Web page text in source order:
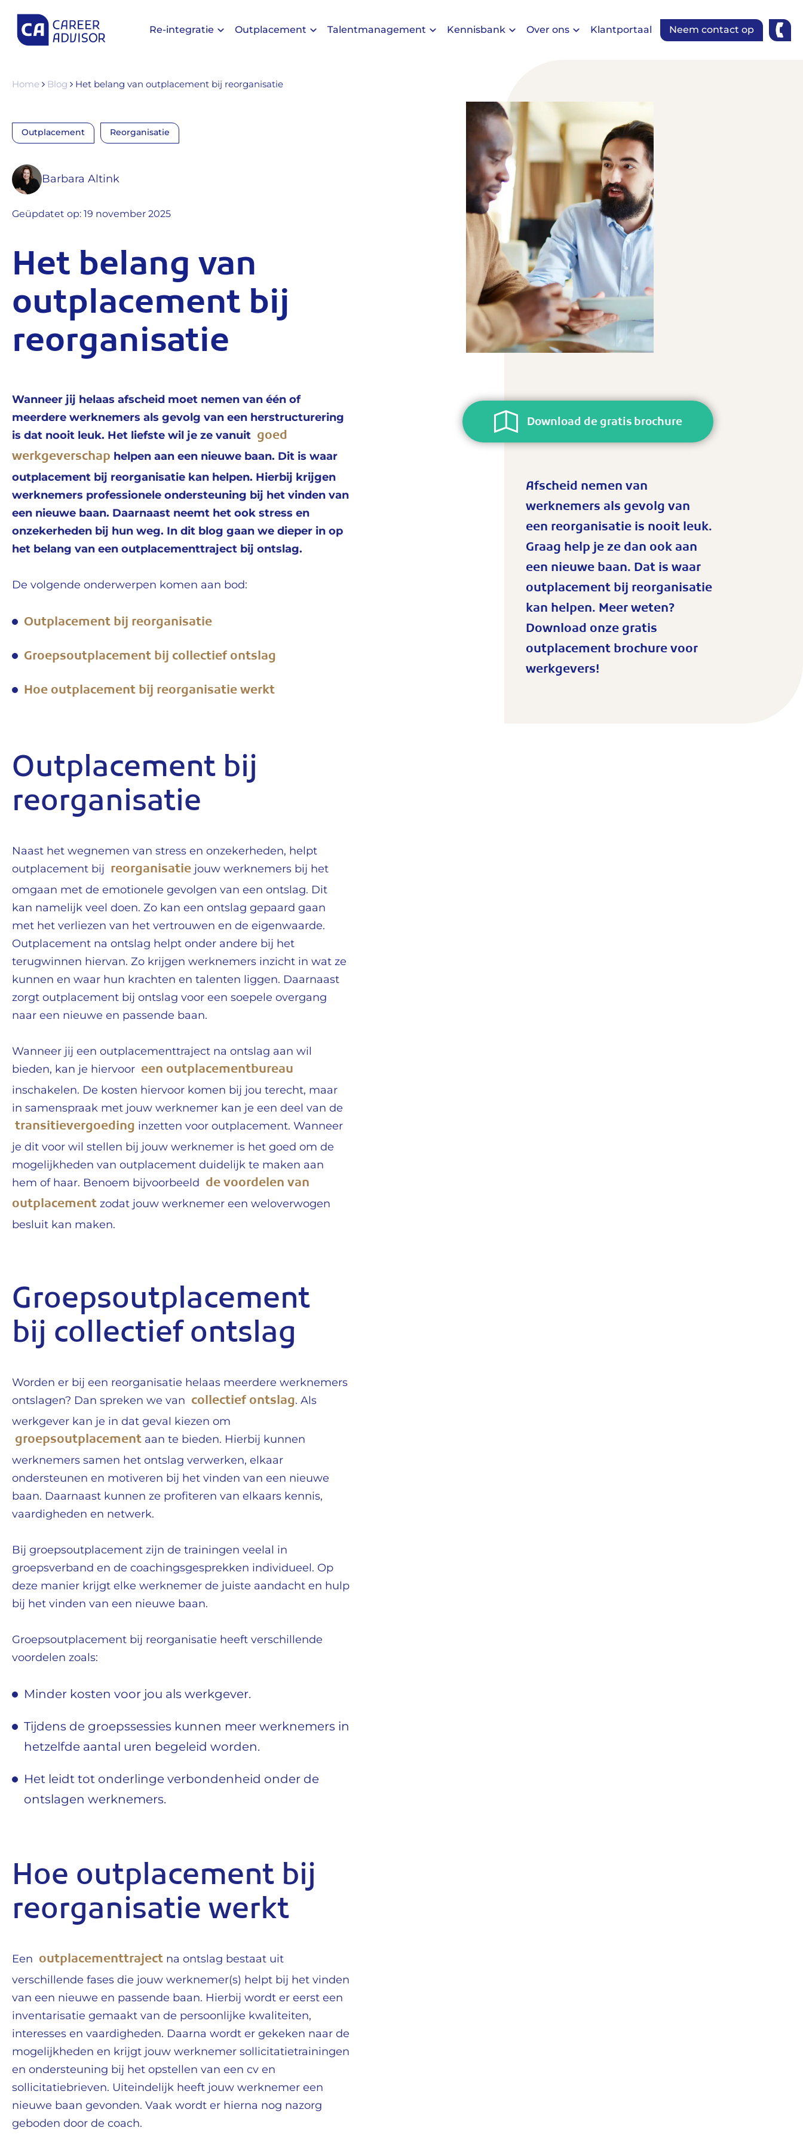
Re-integratie Outplacement Talentmanagement Kennisbank Over ons Klantportaal Neem contact op
Home Blog Het belang van outplacement bij reorganisatie
Outplacement Reorganisatie
Barbara Altink
Geüpdatet op: 19 november 2025
Het belang van
outplacement bij
reorganisatie
Wanneer jij helaas afscheid moet nemen van één of
meerdere werknemers als gevolg van een herstructurering
is dat nooit leuk. Het liefste wil je ze vanuit goed
werkgeverschap helpen aan een nieuwe baan. Dit is waar
outplacement bij reorganisatie kan helpen. Hierbij krijgen
werknemers professionele ondersteuning bij het vinden van
een nieuwe baan. Daarnaast neemt het ook stress en
onzekerheden bij hun weg. In dit blog gaan we dieper in op
het belang van een outplacementtraject bij ontslag.
De volgende onderwerpen komen aan bod:
Outplacement bij reorganisatie
Groepsoutplacement bij collectief ontslag
Hoe outplacement bij reorganisatie werkt
Outplacement bij
reorganisatie
Naast het wegnemen van stress en onzekerheden, helpt
outplacement bij reorganisatiejouw werknemers bij het
omgaan met de emotionele gevolgen van een ontslag. Dit
kan namelijk veel doen. Zo kan een ontslag gepaard gaan
met het verliezen van het vertrouwen en de eigenwaarde.
Outplacement na ontslag helpt onder andere bij het
terugwinnen hiervan. Zo krijgen werknemers inzicht in wat ze
kunnen en waar hun krachten en talenten liggen. Daarnaast
zorgt outplacement bij ontslag voor een soepele overgang
naar een nieuwe en passende baan.
Wanneer jij een outplacementtraject na ontslag aan wil
bieden, kan je hiervoor een outplacementbureau
inschakelen. De kosten hiervoor komen bij jou terecht, maar
in samenspraak met jouw werknemer kan je een deel van de
transitievergoeding inzetten voor outplacement. Wanneer
je dit voor wil stellen bij jouw werknemer is het goed om de
mogelijkheden van outplacement duidelijk te maken aan
hem of haar. Benoem bijvoorbeeld de voordelen van
outplacementzodat jouw werknemer een weloverwogen
besluit kan maken.
Groepsoutplacement
bij collectief ontslag
Worden er bij een reorganisatie helaas meerdere werknemers
ontslagen? Dan spreken we van collectief ontslag. Als
werkgever kan je in dat geval kiezen om
groepsoutplacement aan te bieden. Hierbij kunnen
werknemers samen het ontslag verwerken, elkaar
ondersteunen en motiveren bij het vinden van een nieuwe
baan. Daarnaast kunnen ze profiteren van elkaars kennis,
vaardigheden en netwerk.
Bij groepsoutplacement zijn de trainingen veelal in
groepsverband en de coachingsgesprekken individueel. Op
deze manier krijgt elke werknemer de juiste aandacht en hulp
bij het vinden van een nieuwe baan.
Groepsoutplacement bij reorganisatie heeft verschillende
voordelen zoals:
Minder kosten voor jou als werkgever.
Tijdens de groepssessies kunnen meer werknemers in
hetzelfde aantal uren begeleid worden.
Het leidt tot onderlinge verbondenheid onder de
ontslagen werknemers.
Hoe outplacement bij
reorganisatie werkt
Een outplacementtraject na ontslag bestaat uit
verschillende fases die jouw werknemer(s) helpt bij het vinden
van een nieuwe en passende baan. Hierbij wordt er eerst een
inventarisatie gemaakt van de persoonlijke kwaliteiten,
interesses en vaardigheden. Daarna wordt er gekeken naar de
mogelijkheden en krijgt jouw werknemer sollicitatietrainingen
en ondersteuning bij het opstellen van een cv en
sollicitatiebrieven. Uiteindelijk heeft jouw werknemer een
nieuwe baan gevonden. Vaak wordt er hierna nog nazorg
geboden door de coach.
Download de gratis brochure
Afscheid nemen van
werknemers als gevolg van
een reorganisatie is nooit leuk.
Graag help je ze dan ook aan
een nieuwe baan. Dat is waar
outplacement bij reorganisatie
kan helpen. Meer weten?
Download onze gratis
outplacement brochure voor
werkgevers!